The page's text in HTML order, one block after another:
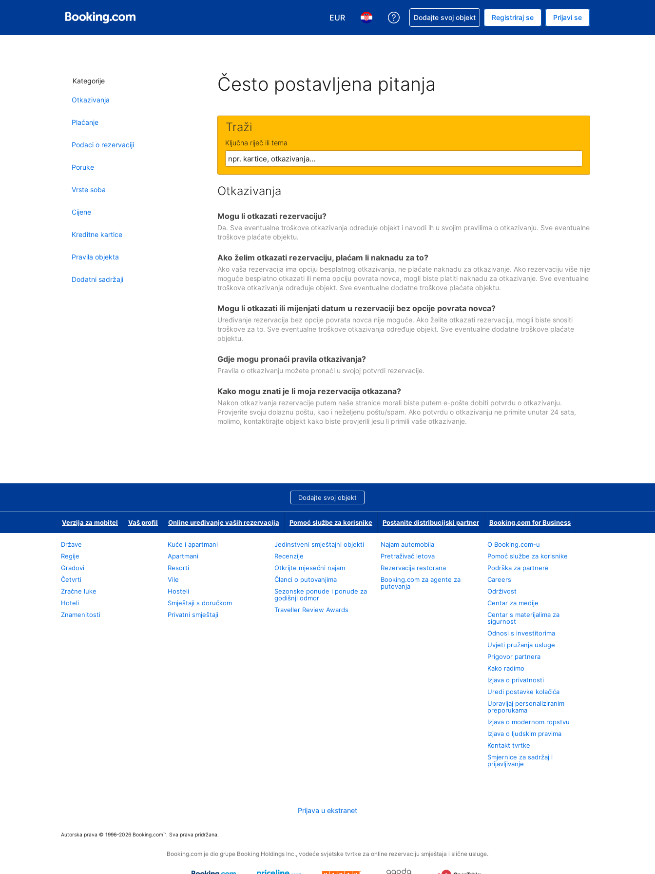
EUR
Odaberite valutu. Vaša je trenutačna valuta EUR
Odaberite svoj jezik. Vaš je trenutačni jezik Hrvatskom
Zatražite pomoć sa svojom rezervacijom
Dodajte svoj objekt Registriraj se Prijavi se
Kategorije
Otkazivanja
Plaćanje
Podaci o rezervaciji
Poruke
Vrste soba
Cijene
Kreditne kartice
Pravila objekta
Dodatni sadržaji
Često postavljena pitanja
Traži
Ključna riječ ili tema
Otkazivanja
Mogu li otkazati rezervaciju?
Da. Sve eventualne troškove otkazivanja određuje objekt i navodi ih u svojim pravilima o otkazivanju. Sve eventualne
troškove plaćate objektu.
Ako želim otkazati rezervaciju, plaćam li naknadu za to?
Ako vaša rezervacija ima opciju besplatnog otkazivanja, ne plaćate naknadu za otkazivanje. Ako rezervaciju više nije
moguće besplatno otkazati ili nema opciju povrata novca, mogli biste platiti naknadu za otkazivanje. Sve eventualne
troškove otkazivanja određuje objekt. Sve eventualne dodatne troškove plaćate objektu.
Mogu li otkazati ili mijenjati datum u rezervaciji bez opcije povrata novca?
Uređivanje rezervacija bez opcije povrata novca nije moguće. Ako želite otkazati rezervaciju, mogli biste snositi
troškove za to. Sve eventualne troškove otkazivanja određuje objekt. Sve eventualne dodatne troškove plaćate
objektu.
Gdje mogu pronaći pravila otkazivanja?
Pravila o otkazivanju možete pronaći u svojoj potvrdi rezervacije.
Kako mogu znati je li moja rezervacija otkazana?
Nakon otkazivanja rezervacije putem naše stranice morali biste putem e-pošte dobiti potvrdu o otkazivanju.
Provjerite svoju dolaznu poštu, kao i neželjenu poštu/spam. Ako potvrdu o otkazivanju ne primite unutar 24 sata,
molimo, kontaktirajte objekt kako biste provjerili jesu li primili vaše otkazivanje.
Dodajte svoj objekt
Verzija za mobitel Vaš profil Online uređivanje vaših rezervacija Pomoć službe za korisnike Postanite distribucijski partner Booking.com for Business
Države
Regije
Gradovi
Četvrti
Zračne luke
Hoteli
Znamenitosti
Kuće i apartmani
Apartmani
Resorti
Vile
Hosteli
Smještaji s doručkom
Privatni smještaji
Jedinstveni smještajni objekti
Recenzije
Otkrijte mjesečni najam
Članci o putovanjima
Sezonske ponude i ponude za
godišnji odmor
Traveller Review Awards
Najam automobila
Pretraživač letova
Rezervacija restorana
Booking.com za agente za
putovanja
O Booking.com-u
Pomoć službe za korisnike
Podrška za partnere
Careers
Održivost
Centar za medije
Centar s materijalima za
sigurnost
Odnosi s investitorima
Uvjeti pružanja usluge
Prigovor partnera
Kako radimo
Izjava o privatnosti
Uredi postavke kolačića
Upravljaj personaliziranim
preporukama
Izjava o modernom ropstvu
Izjava o ljudskim pravima
Kontakt tvrtke
Smjernice za sadržaj i
prijavljivanje
Prijava u ekstranet
Autorska prava © 1996–2026 Booking.com™. Sva prava pridržana.
Booking.com je dio grupe Booking Holdings Inc., vodeće svjetske tvrtke za online rezervaciju smještaja i slične usluge.